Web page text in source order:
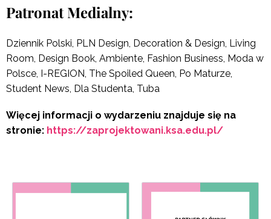
Patronat Medialny:
Dziennik Polski, PLN Design, Decoration & Design, Living
Room, Design Book, Ambiente, Fashion Business, Moda w
Polsce, I-REGION, The Spoiled Queen, Po Maturze,
Student News, Dla Studenta, Tuba
Więcej informacji o wydarzeniu znajduje się na
stronie: https://zaprojektowani.ksa.edu.pl/